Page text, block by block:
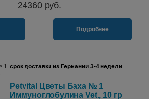
24360руб.
Подробнее
срок доставки из Германии 3-4 недели
Petvital Цветы Баха № 1
Иммуноглобулина Vet., 10 гр